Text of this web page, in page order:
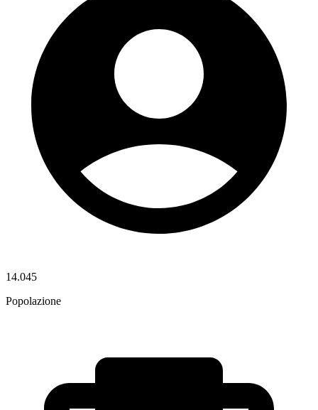
14.045
Popolazione